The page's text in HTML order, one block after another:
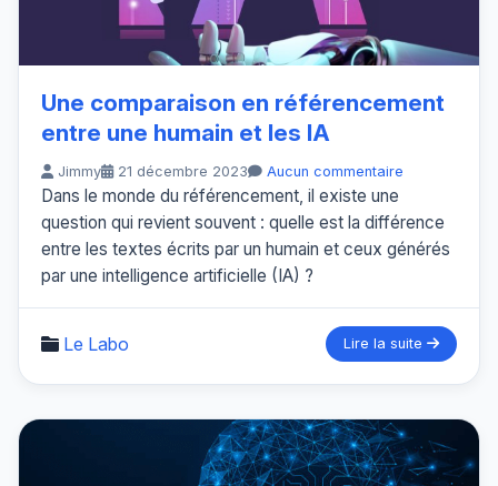
Une comparaison en référencement
entre une humain et les IA
Jimmy 21 décembre 2023 Aucun commentaire
Dans le monde du référencement, il existe une
question qui revient souvent : quelle est la différence
entre les textes écrits par un humain et ceux générés
par une intelligence artificielle (IA) ?
Le Labo Lire la suite